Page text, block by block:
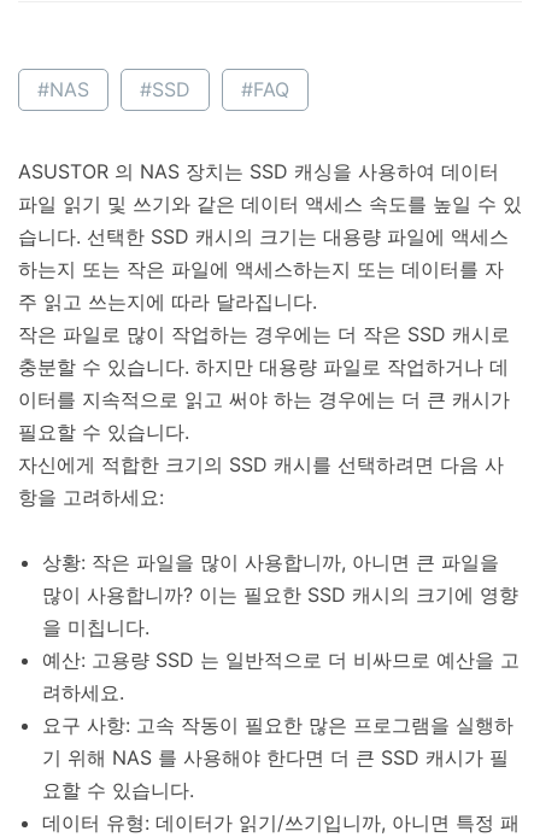
#NAS #SSD #FAQ
ASUSTOR 의 NAS 장치는 SSD 캐싱을 사용하여 데이터
파일 읽기 및 쓰기와 같은 데이터 액세스 속도를 높일 수 있
습니다. 선택한 SSD 캐시의 크기는 대용량 파일에 액세스
하는지 또는 작은 파일에 액세스하는지 또는 데이터를 자
주 읽고 쓰는지에 따라 달라집니다.
작은 파일로 많이 작업하는 경우에는 더 작은 SSD 캐시로
충분할 수 있습니다. 하지만 대용량 파일로 작업하거나 데
이터를 지속적으로 읽고 써야 하는 경우에는 더 큰 캐시가
필요할 수 있습니다.
자신에게 적합한 크기의 SSD 캐시를 선택하려면 다음 사
항을 고려하세요:
상황: 작은 파일을 많이 사용합니까, 아니면 큰 파일을
많이 사용합니까? 이는 필요한 SSD 캐시의 크기에 영향
을 미칩니다.
예산: 고용량 SSD 는 일반적으로 더 비싸므로 예산을 고
려하세요.
요구 사항: 고속 작동이 필요한 많은 프로그램을 실행하
기 위해 NAS 를 사용해야 한다면 더 큰 SSD 캐시가 필
요할 수 있습니다.
데이터 유형: 데이터가 읽기/쓰기입니까, 아니면 특정 패